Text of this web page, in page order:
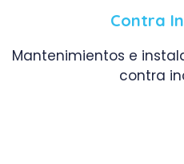
Contra
Mantenimientos e
contra